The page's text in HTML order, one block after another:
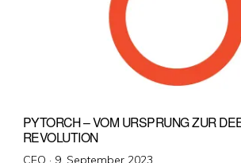
PYTORCH – VOM URSPRUNG ZUR
REVOLUTION
CEO · Veröffentlicht
9. September 2023